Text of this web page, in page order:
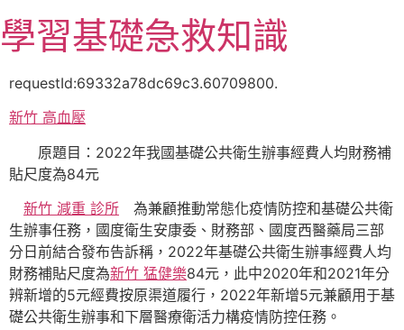
至
主
容
學習基礎急救知識
requestId:69332a78dc69c3.60709800.
新竹 高血壓
原題目：2022年我國基礎公共衛生辦事經費人均財務補
貼尺度為84元
新竹 減重 診所 為兼顧推動常態化疫情防控和基礎公共衛
生辦事任務，國度衛生安康委、財務部、國度西醫藥局三部
分日前結合發布告訴稱，2022年基礎公共衛生辦事經費人均
財務補貼尺度為新竹 猛健樂84元，此中2020年和2021年分
辨新增的5元經費按原渠道履行，2022年新增5元兼顧用于基
礎公共衛生辦事和下層醫療衛活力構疫情防控任務。